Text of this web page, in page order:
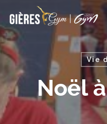
main
content
Vie
Noël